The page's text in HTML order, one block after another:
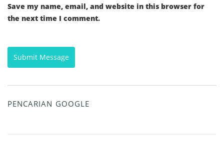
Save my name, email, and website in this browser for
the next time I comment.
PENCARIAN GOOGLE